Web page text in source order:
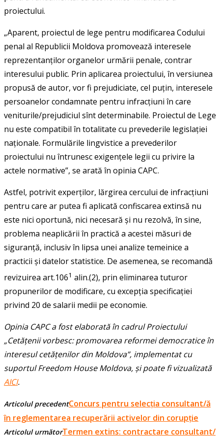
proiectului.
„Aparent, proiectul de lege pentru modificarea Codului
penal al Republicii Moldova promovează interesele
reprezentanților organelor urmării penale, contrar
interesului public. Prin aplicarea proiectului, în versiunea
propusă de autor, vor fi prejudiciate, cel puțin, interesele
persoanelor condamnate pentru infracțiuni în care
veniturile/prejudiciul sînt determinabile. Proiectul de Lege
nu este compatibil în totalitate cu prevederile legislației
naționale. Formulările lingvistice a prevederilor
proiectului nu întrunesc exigențele legii cu privire la
actele normative”, se arată în opinia CAPC.
Astfel, potrivit experților, lărgirea cercului de infracțiuni
pentru care ar putea fi aplicată confiscarea extinsă nu
este nici oportună, nici necesară și nu rezolvă, în sine,
problema neaplicării în practică a acestei măsuri de
siguranță, inclusiv în lipsa unei analize temeinice a
practicii și datelor statistice. De asemenea, se recomandă
revizuirea art.1061 alin.(2), prin eliminarea tuturor
propunerilor de modificare, cu excepția specificației
privind 20 de salarii medii pe economie.
Opinia CAPC a fost elaborată în cadrul Proiectului
„Cetățenii vorbesc: promovarea reformei democratice în
interesul cetățenilor din Moldova”, implementat cu
suportul Freedom House Moldova, și poate fi vizualizată
AICI.
Articolul precedentConcurs pentru selecția consultant/ă
în reglementarea recuperării activelor din corupție
Articolul următorTermen extins: contractare consultant/